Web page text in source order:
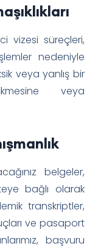
vizesi süreçleri,
nedeniyle
veya yanlış bir
veya
belgeler,
bağlı olarak
transkriptler,
ve pasaport
başvuru